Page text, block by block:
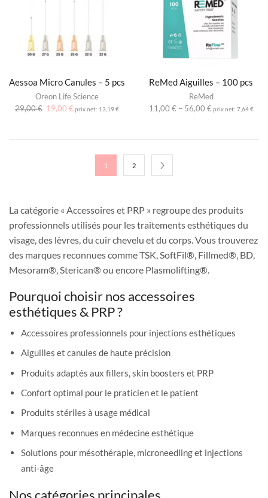
Aessoa Micro Canules – 5 pcs
Oreon Life Science
29,00€ 19,00 € prix net: 13,19€
ReMed Aiguilles – 100 pcs
ReMed
11,00 € – 56,00 € prix net: 7,64€
1 2
La catégorie « Accessoires et PRP » regroupe des produits
professionnels utilisés pour les traitements esthétiques du
visage, des lèvres, du cuir chevelu et du corps. Vous trouverez
des marques reconnues comme TSK, SoftFil®, Fillmed®, BD,
Mesoram®, Sterican® ou encore Plasmolifting®.
Pourquoi choisir nos accessoires
esthétiques & PRP ?
Accessoires professionnels pour injections esthétiques
Aiguilles et canules de haute précision
Produits adaptés aux fillers, skin boosters et PRP
Confort optimal pour le praticien et le patient
Produits stériles à usage médical
Marques reconnues en médecine esthétique
Solutions pour mésothérapie, microneedling et injections
anti-âge
Nos catégories principales